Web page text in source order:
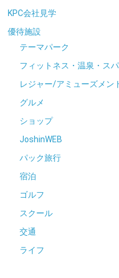
KPC会社見学
優待施設
テーマパーク
フィットネス・温泉・スパ
レジャー/アミューズメン
グルメ
ショップ
JoshinWEB
パック旅行
宿泊
ゴルフ
スクール
交通
ライフ